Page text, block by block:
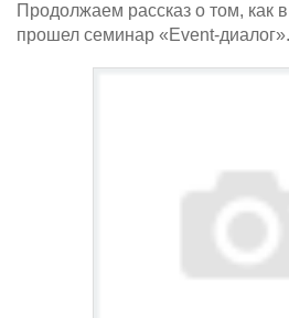
Продолжаем рассказ о том, как
прошел семинар «Event-диалог».